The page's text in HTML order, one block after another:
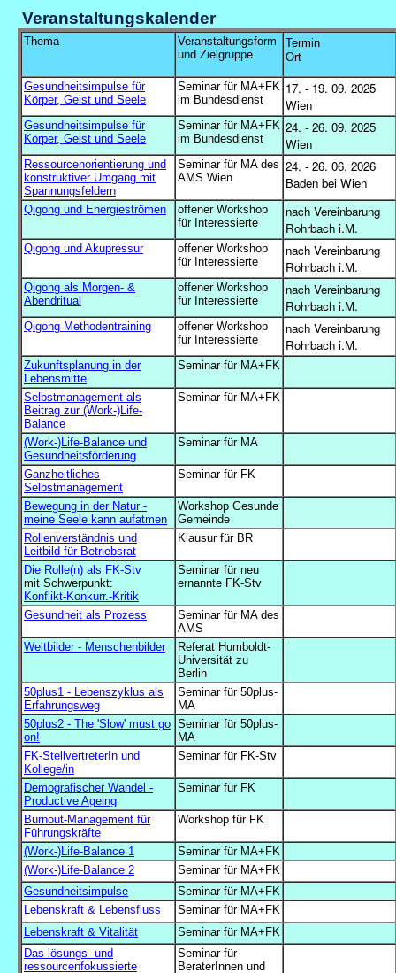
Veranstaltungskalender
Thema
Veranstaltungsform
und Zielgruppe
Termin
Ort
Gesundheitsimpulse für
Körper, Geist und Seele
Seminar für MA+FK
im Bundesdienst
17. - 19. 09. 2025
Wien
Gesundheitsimpulse für
Körper, Geist und Seele
Seminar für MA+FK
im Bundesdienst
24. - 26. 09. 2025
Wien
Ressourcenorientierung und
konstruktiver Umgang mit
Spannungsfeldern
Seminar für MA des
AMS Wien
24. - 26. 06. 2026
Baden bei Wien
Qigong und Energieströmen
offener Workshop
für Interessierte
nach Vereinbarung
Rohrbach i.M.
Qigong und Akupressur
offener Workshop
für Interessierte
nach Vereinbarung
Rohrbach i.M.
Qigong als Morgen- &
Abendritual
offener Workshop
für Interessierte
nach Vereinbarung
Rohrbach i.M.
Qigong Methodentraining
offener Workshop
für Interessierte
nach Vereinbarung
Rohrbach i.M.
Zukunftsplanung in der
Lebensmitte
Seminar für MA+FK
Selbstmanagement als
Beitrag zur (Work-)Life-
Balance
Seminar für MA+FK
(Work-)Life-Balance und
Gesundheitsförderung
Seminar für MA
Ganzheitliches
Selbstmanagement
Seminar für FK
Bewegung in der Natur -
meine Seele kann aufatmen
Workshop Gesunde
Gemeinde
Rollenverständnis und
Leitbild für Betriebsrat
Klausur für BR
Die Rolle(n) als FK-Stv
mit Schwerpunkt:
Konflikt-Konkurr.-Kritik...
Seminar für neu
ernannte FK-Stv
Gesundheit als Prozess
Seminar für MA des
AMS
Weltbilder - Menschenbilder
Referat Humboldt-
Universität zu
Berlin
50plus1 - Lebenszyklus als
Erfahrungsweg
Seminar für 50plus-
MA
50plus2 - The 'Slow' must go
on!
Seminar für 50plus-
MA
FK-StellvertreterIn und
Kollege/in
Seminar für FK-Stv
Demografischer Wandel -
Productive Ageing
Seminar für FK
Burnout-Management für
Führungskräfte
Workshop für FK
(Work-)Life-Balance 1
Seminar für MA+FK
(Work-)Life-Balance 2
Seminar für MA+FK
Gesundheitsimpulse
Seminar für MA+FK
Lebenskraft & Lebensfluss
Seminar für MA+FK
Lebenskraft & Vitalität
Seminar für MA+FK
Das lösungs- und
ressourcenfokussierte
Seminar für
BeraterInnen und